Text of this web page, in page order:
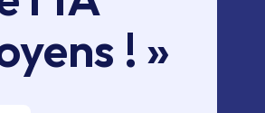
! »